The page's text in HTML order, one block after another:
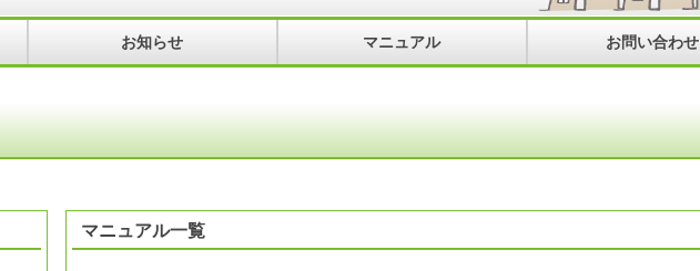
お知らせ マニュアル お問い合わせ
マニュアル一覧